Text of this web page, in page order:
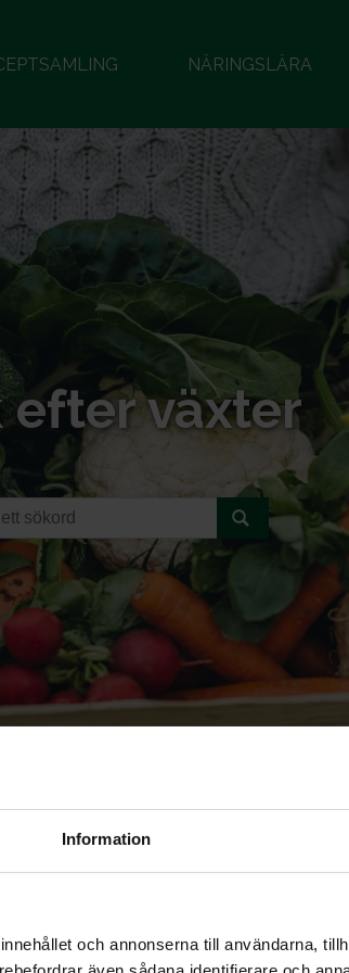
Information
och annonserna till användarna,
NÄRINGSLÄRA
efter växter
(Raphanus sativus